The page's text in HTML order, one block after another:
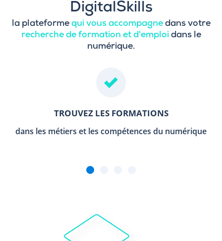
DigitalSkills
la plateforme qui vous accompagnedans votre
recherche de formation et d'emploi dans le
numérique.
TROUVEZ LES FORMATIONS
dans les métiers et les compétences du numérique